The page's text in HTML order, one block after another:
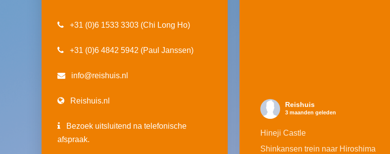
+31 (0)6 1533 3303 (Chi Long Ho)
+31 (0)6 4842 5942 (Paul Janssen)
info@reishuis.nl
Reishuis.nl
Bezoek uitsluitend na telefonische
afspraak.
Reishuis
3 maanden geleden
Hineji Castle
Shinkansen trein naar Hiroshima